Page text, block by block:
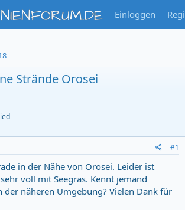
Einloggen
Strände Orosei
#1
in der Nähe von Orosei. Leider ist
voll mit Seegras. Kennt jemand
der näheren Umgebung? Vielen Dank für